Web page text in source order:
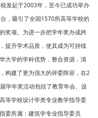
发起于2003年，至今已成功举办
，吸引了全国1570所高等学校的
奖项。为进一步把学年奖办成跨
提升学术品质，使其成为可持续
大学的学科优势，整合资源，清
构建了更为强大的评委阵容，在2
学年奖活动包括了教育年会、设
等学校设计学类专业教学指导委
委所属：建筑学专业指导委员